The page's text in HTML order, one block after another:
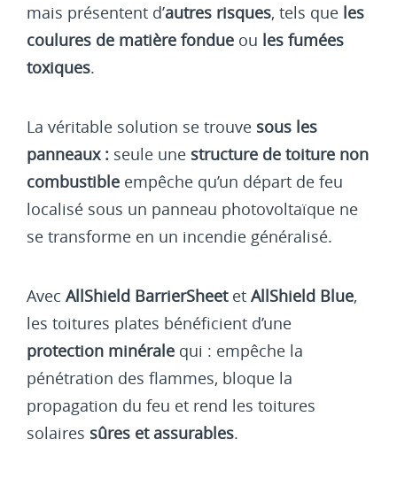
mais présentent d’autres risques, tels que les
coulures de matière fondue ou les fumées
toxiques.
La véritable solution se trouve sous les
panneaux : seule une structure de toiture non
combustible empêche qu’un départ de feu
localisé sous un panneau photovoltaïque ne
se transforme en un incendie généralisé.
Avec AllShield BarrierSheetet AllShield Blue,
les toitures plates bénéficient d’une
protection minérale qui : empêche la
pénétration des flammes, bloque la
propagation du feu et rend les toitures
solaires sûres et assurables.